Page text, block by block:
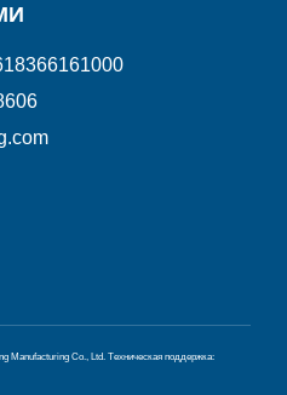
Manufacturing Co., Ltd. Техническая поддержка: